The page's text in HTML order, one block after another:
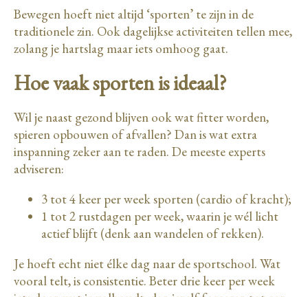
Bewegen hoeft niet altijd ‘sporten’ te zijn in de
traditionele zin. Ook dagelijkse activiteiten tellen mee,
zolang je hartslag maar iets omhoog gaat.
Hoe vaak sporten is ideaal?
Wil je naast gezond blijven ook wat fitter worden,
spieren opbouwen of afvallen? Dan is wat extra
inspanning zeker aan te raden. De meeste experts
adviseren:
3 tot 4 keer per week sporten (cardio of kracht);
1 tot 2 rustdagen per week, waarin je wél licht
actief blijft (denk aan wandelen of rekken).
Je hoeft echt niet élke dag naar de sportschool. Wat
vooral telt, is consistentie. Beter drie keer per week